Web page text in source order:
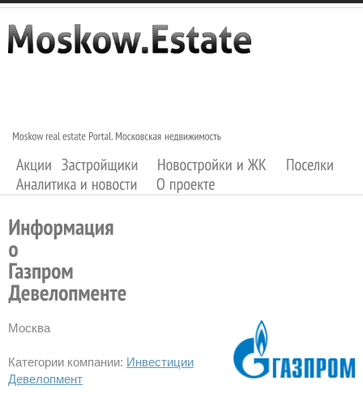
Москва
Категории компании: Инвестиции
Девелопмент